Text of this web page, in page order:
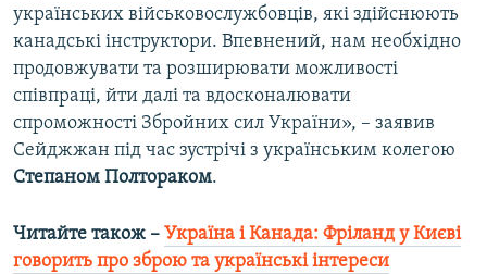
українських військовослужбовців, які здійснюють
канадські інструктори. Впевнений, нам необхідно
продовжувати та розширювати можливості
співпраці, йти далі та вдосконалювати
спроможності Збройних сил України», – заявив
Сейджжан під час зустрічі з українським колегою
Степаном Полтораком.
Читайте також – Україна і Канада: Фріланд у Києві
говорить про зброю та українські інтереси